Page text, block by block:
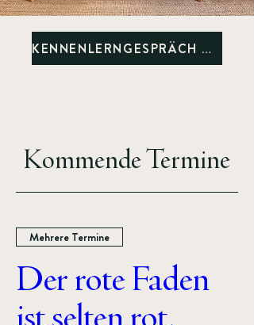
KENNENLERNGESPRÄCH VEREINBAREN
Kommende Termine
Mehrere Termine
Der rote Faden